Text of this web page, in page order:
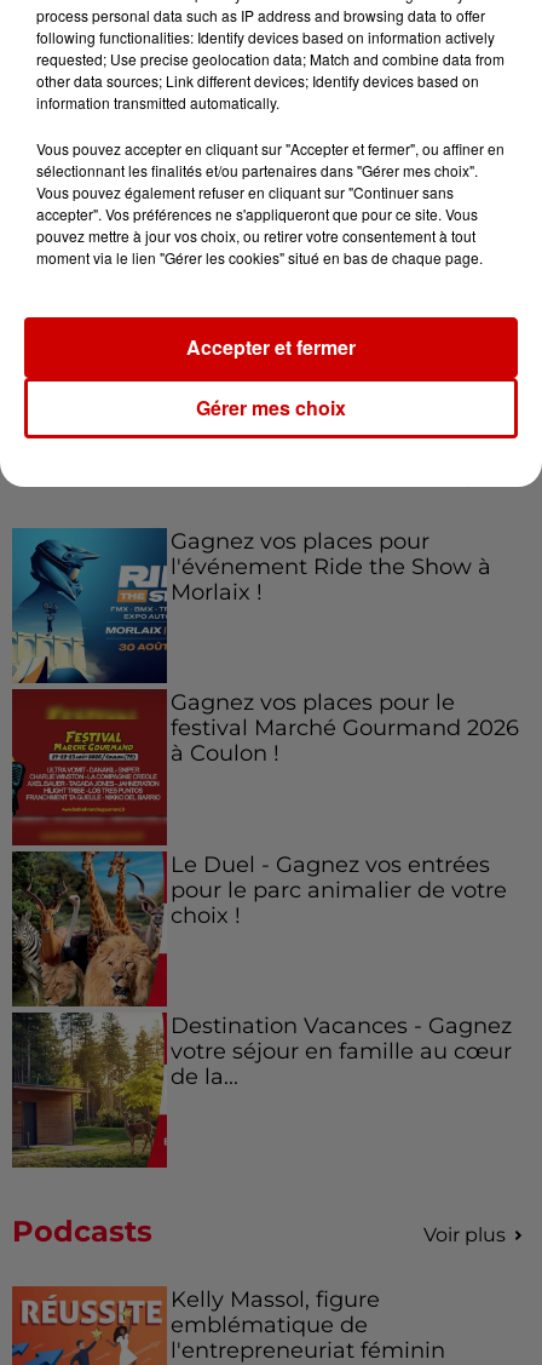
15h48
sur les lunettes de protection
14h47
appel à la prudence après un
incident
Gagnez vos places pour
l'événement Ride the Show à
Morlaix !
Gagnez vos places pour le
festival Marché Gourmand 2026
à Coulon !
Le Duel - Gagnez vos entrées
pour le parc animalier de votre
choix !
Destination Vacances - Gagnez
votre séjour en famille au cœur
de la...
Podcasts Voir plus
Kelly Massol, figure
emblématique de
l'entrepreneuriat féminin
process personal data such as IP address and browsing data to offer
following functionalities: Identify devices based on information actively
requested; Use precise geolocation data; Match and combine data from
other data sources; Link different devices; Identify devices based on
information transmitted automatically.
Vous pouvez accepter en cliquant sur "Accepter et fermer", ou affiner en
sélectionnant les finalités et/ou partenaires dans "Gérer mes choix".
Vous pouvez également refuser en cliquant sur "Continuer sans
accepter". Vos préférences ne s'appliqueront que pour ce site. Vous
pouvez mettre à jour vos choix, ou retirer votre consentement à tout
moment via le lien "Gérer les cookies" situé en bas de chaque page.
Gérer mes choix
Accepter et fermer